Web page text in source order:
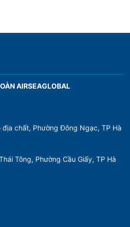
AIRSEAGLOBAL
chất, Phường Đông Ngạc, TP Hà
Tông, Phường Cầu Giấy, TP Hà